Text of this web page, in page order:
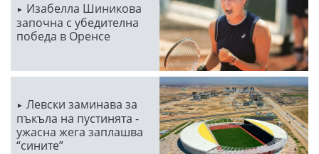
Изабелла Шиникова
започна с убедителна
победа в Оренсе
Левски заминава за
пъкъла на пустинята -
ужасна жега заплашва
“сините”